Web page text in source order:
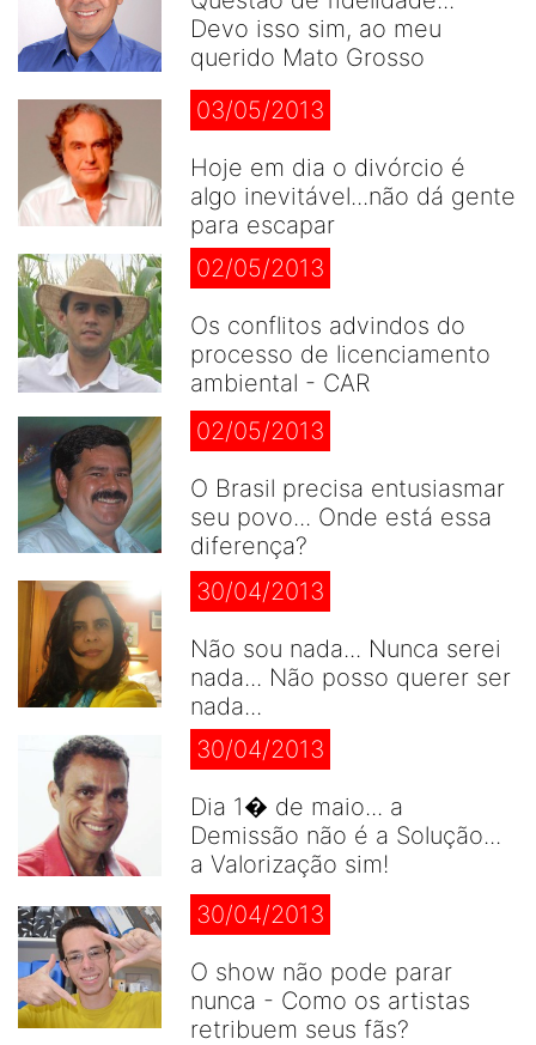
Devo isso sim, ao meu
querido Mato Grosso
03/05/2013
Hoje em dia o divórcio é
algo inevitável...não dá gente
para escapar
02/05/2013
Os conflitos advindos do
processo de licenciamento
ambiental - CAR
02/05/2013
O Brasil precisa entusiasmar
seu povo... Onde está essa
diferença?
30/04/2013
Não sou nada... Nunca serei
nada... Não posso querer ser
nada...
30/04/2013
Dia 1� de maio... a
Demissão não é a Solução...
a Valorização sim!
30/04/2013
O show não pode parar
nunca - Como os artistas
retribuem seus fãs?